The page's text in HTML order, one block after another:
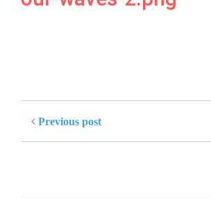
Previous post